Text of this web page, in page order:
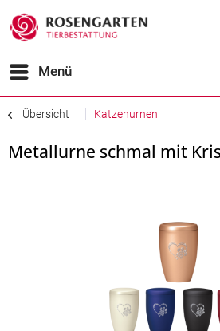
Menü
Übersicht Katzenurnen
Metallurne schmal mit